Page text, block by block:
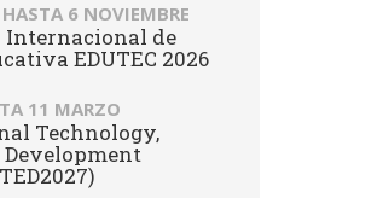
HASTA 6 NOVIEMBRE
Internacional de
EDUTEC 2026
11 MARZO
Technology,